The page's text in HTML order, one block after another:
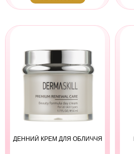
ДЕННИЙ КРЕМ ДЛЯ ОБЛИЧЧЯ